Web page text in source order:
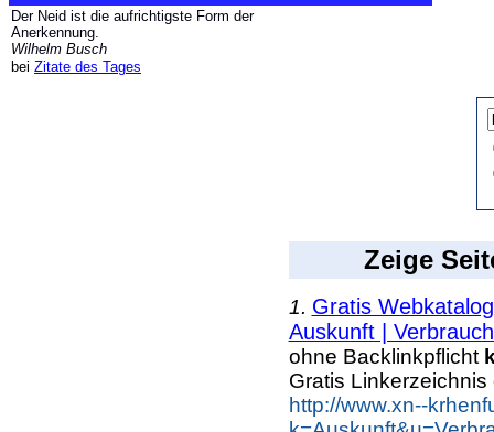
Der Neid ist die aufrichtigste Form der
Anerkennung.
Wilhelm Busch
bei Zitate des Tages
Zeige
1. Gratis
Auskunft |
ohne Backlinkpflicht
Gratis Linkerzeichnis
http://www.xn--